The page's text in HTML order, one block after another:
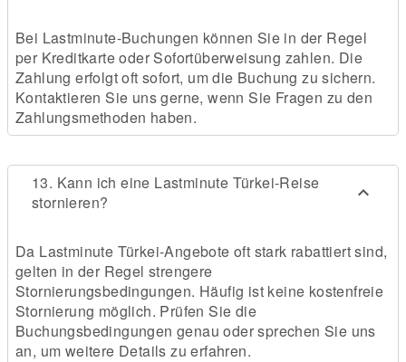
Bei Lastminute-Buchungen können Sie in der Regel
per Kreditkarte oder Sofortüberweisung zahlen. Die
Zahlung erfolgt oft sofort, um die Buchung zu sichern.
Kontaktieren Sie uns gerne, wenn Sie Fragen zu den
Zahlungsmethoden haben.
13. Kann ich eine Lastminute Türkei-Reise
stornieren?
Da Lastminute Türkei-Angebote oft stark rabattiert sind,
gelten in der Regel strengere
Stornierungsbedingungen. Häufig ist keine kostenfreie
Stornierung möglich. Prüfen Sie die
Buchungsbedingungen genau oder sprechen Sie uns
an, um weitere Details zu erfahren.